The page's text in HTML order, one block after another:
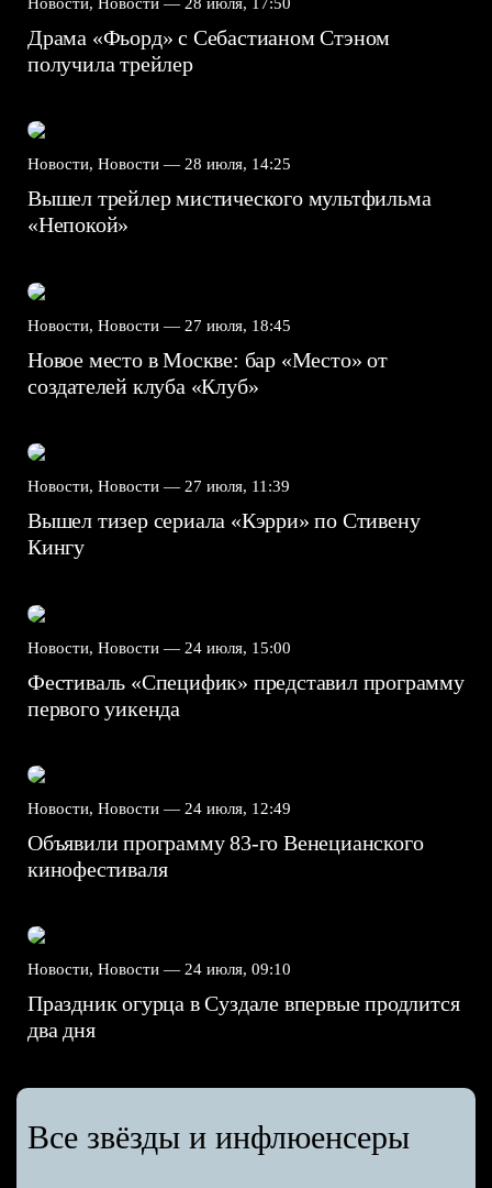
Драма «Фьорд» с Себастианом Стэном
получила трейлер
Новости, Новости — 28 июля, 14:25
Вышел трейлер мистического мультфильма
«Непокой»
Новости, Новости — 27 июля, 18:45
Новое место в Москве: бар «Место» от
создателей клуба «Клуб»
Новости, Новости — 27 июля, 11:39
Вышел тизер сериала «Кэрри» по Стивену
Кингу
Новости, Новости — 24 июля, 15:00
Фестиваль «Специфик» представил программу
первого уикенда
Новости, Новости — 24 июля, 12:49
Объявили программу 83-го Венецианского
кинофестиваля
Новости, Новости — 24 июля, 09:10
Праздник огурца в Суздале впервые продлится
два дня
Все звёзды и инфлюенсеры